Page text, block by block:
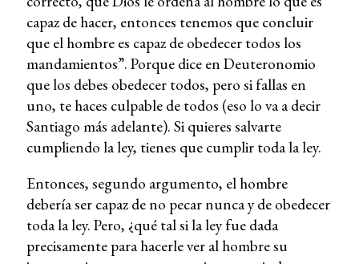
capaz de hacer, entonces tenemos que concluir
que el hombre es capaz de obedecer todos los
mandamientos”. Porque dice en Deuteronomio
que los debes obedecer todos, pero si fallas en
uno, te haces culpable de todos (eso lo va a decir
Santiago más adelante). Si quieres salvarte
cumpliendo la ley, tienes que cumplir toda la ley.
Entonces, segundo argumento, el hombre
debería ser capaz de no pecar nunca y de obedecer
toda la ley. Pero, ¿qué tal si la ley fue dada
precisamente para hacerle ver al hombre su